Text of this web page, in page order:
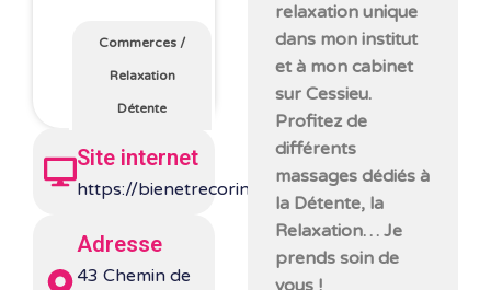
Commerces /
Relaxation
Détente
Site internet
https://bienetrecorine.com/
Adresse
43 Chemin de
relaxation unique
dans mon institut
et à mon cabinet
sur Cessieu.
Profitez de
différents
massages dédiés à
la Détente, la
Relaxation… Je
prends soin de
vous !